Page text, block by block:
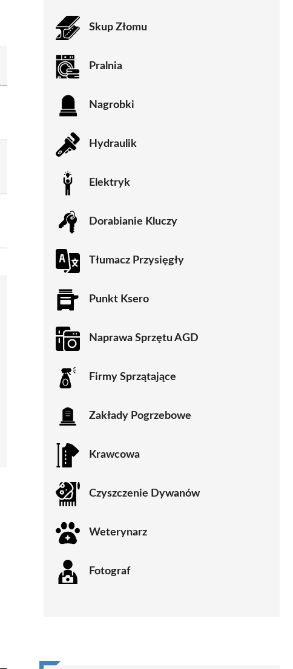
Skup Złomu
Pralnia
Nagrobki
Hydraulik
Elektryk
Dorabianie Kluczy
Tłumacz Przysięgły
Punkt Ksero
Naprawa Sprzętu AGD
Firmy Sprzątające
Zakłady Pogrzebowe
Krawcowa
Czyszczenie Dywanów
Weterynarz
Fotograf